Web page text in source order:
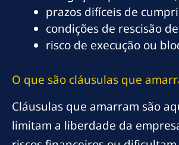
prazos difíceis de
condições de rescisão
risco de execução ou
O que são cláusulas que
Cláusulas que amarram são
limitam a liberdade da